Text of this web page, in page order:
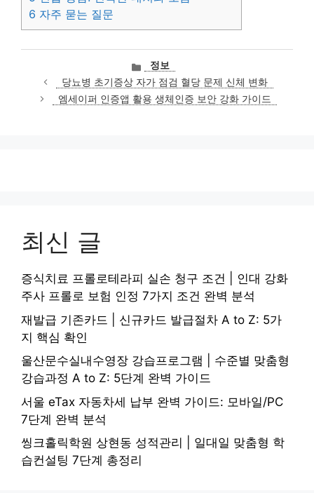
6 자주 묻는 질문
카
테
고
리
정보
당뇨병 초기증상 자가 점검 혈당 문제 신체 변화
엠세이퍼 인증앱 활용 생체인증 보안 강화 가이드
최신 글
증식치료 프롤로테라피 실손 청구 조건 | 인대 강화
주사 프롤로 보험 인정 7가지 조건 완벽 분석
재발급 기존카드 | 신규카드 발급절차 A to Z: 5가
지 핵심 확인
울산문수실내수영장 강습프로그램 | 수준별 맞춤형
강습과정 A to Z: 5단계 완벽 가이드
서울 eTax 자동차세 납부 완벽 가이드: 모바일/PC
7단계 완벽 분석
씽크홀릭학원 상현동 성적관리 | 일대일 맞춤형 학
습컨설팅 7단계 총정리